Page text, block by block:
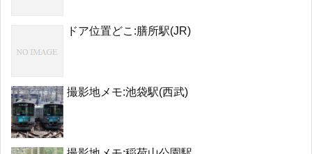
ドア位置どこ:膳所駅(JR)
撮影地メモ:池袋駅(西武)